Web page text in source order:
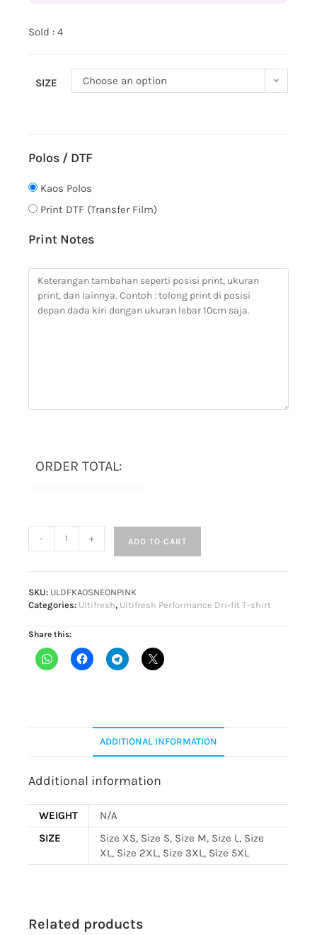
Sold : 4
SIZE Choose an option
Polos / DTF
Kaos Polos
Print DTF (Transfer Film)
Print Notes
ORDER TOTAL:
- + ADD TO CART
SKU: ULDFKAOSNEONPINK
Categories: Ultifresh, Ultifresh Performance Dri-fit T-shirt
Share this:
ADDITIONAL INFORMATION
Additional information
WEIGHT
N/A
SIZE
Size XS, Size S, Size M, Size L, Size
XL, Size 2XL, Size 3XL, Size 5XL
Related products